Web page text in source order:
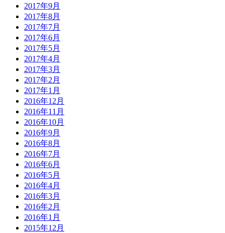
2017年9月
2017年8月
2017年7月
2017年6月
2017年5月
2017年4月
2017年3月
2017年2月
2017年1月
2016年12月
2016年11月
2016年10月
2016年9月
2016年8月
2016年7月
2016年6月
2016年5月
2016年4月
2016年3月
2016年2月
2016年1月
2015年12月